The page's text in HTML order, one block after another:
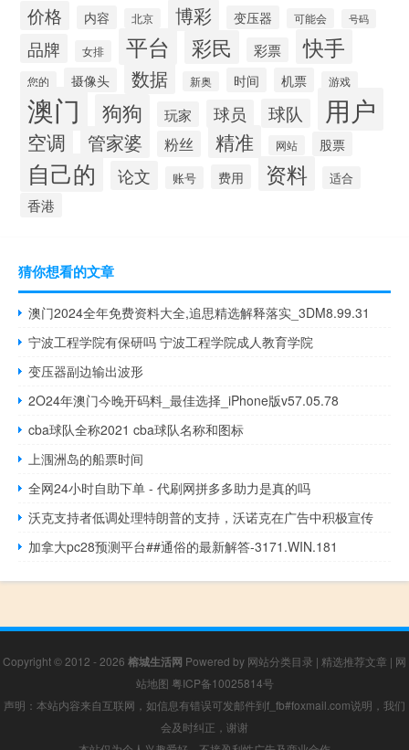
价格 内容 北京 博彩 变压器 可能会 号码
品牌 女排 平台 彩民 彩票 快手
您的 摄像头 数据 新奥 时间 机票 游戏
澳门 狗狗 玩家 球员 球队 用户
空调 管家婆 粉丝 精准 网站 股票
自己的 论文 账号 费用 资料 适合
香港
猜你想看的文章
澳门2024全年免费资料大全,追思精选解释落实_3DM8.99.31
宁波工程学院有保研吗 宁波工程学院成人教育学院
变压器副边输出波形
2O24年澳门今晚开码料_最佳选择_iPhone版v57.05.78
cba球队全称2021 cba球队名称和图标
上涠洲岛的船票时间
全网24小时自助下单 - 代刷网拼多多助力是真的吗
沃克支持者低调处理特朗普的支持，沃诺克在广告中积极宣传
加拿大pc28预测平台##通俗的最新解答-3171.WIN.181
Copyright © 2012 - 2026 榕城生活网 Powered by 网站分类目录 | 精选推荐文章 | 网
站地图 粤ICP备10025814号
声明：本站内容来自互联网，如信息有错误可发邮件到f_fb#foxmail.com说明，我们
会及时纠正，谢谢